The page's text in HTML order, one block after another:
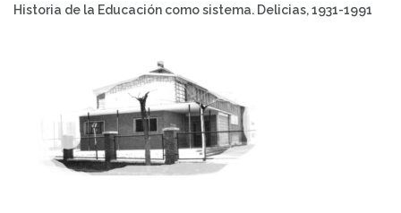
Historia de la Educación como sistema. Delicias, 1931-1991